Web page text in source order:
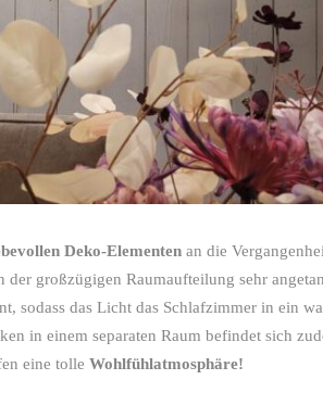
Deko-Elementen an die
großzügigen Raumaufteilung sehr
sodass das Licht das Schlafzimmer in ein
in einem separaten Raum befindet sich
eine tolle Wohlfühlatmosphäre!